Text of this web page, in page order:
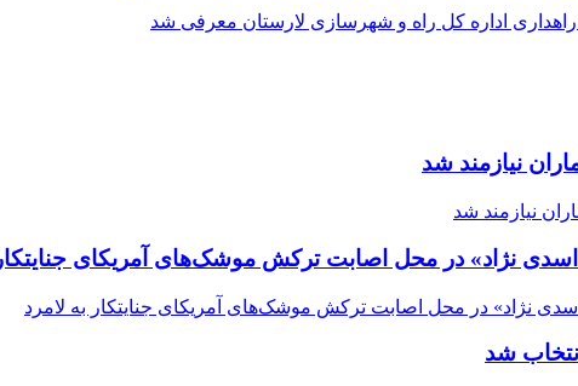
نیازمند شد
نژاد» در محل اصابت ترکش موشک‌های آمریکای جنایتکار
شد